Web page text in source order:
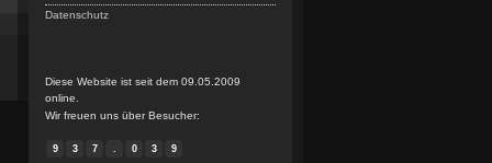
Datenschutz
Diese Website ist seit dem 09.05.2009
online.
Wir freuen uns über Besucher:
9 3 7 . 0 3 9